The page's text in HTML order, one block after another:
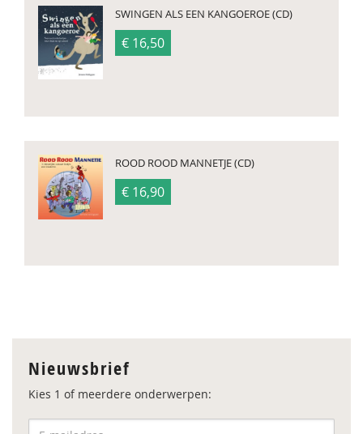
SWINGEN ALS EEN KANGOEROE (CD)
€ 16,50
ROOD ROOD MANNETJE (CD)
€ 16,90
Nieuwsbrief
Kies 1 of meerdere onderwerpen: